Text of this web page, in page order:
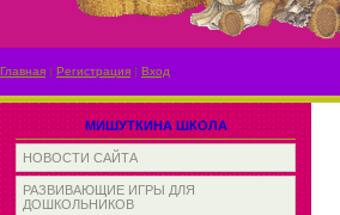
Главная | Регистрация | Вход
МИШУТКИНА ШКОЛА
НОВОСТИ САЙТА
РАЗВИВАЮЩИЕ ИГРЫ ДЛЯ
ДОШКОЛЬНИКОВ